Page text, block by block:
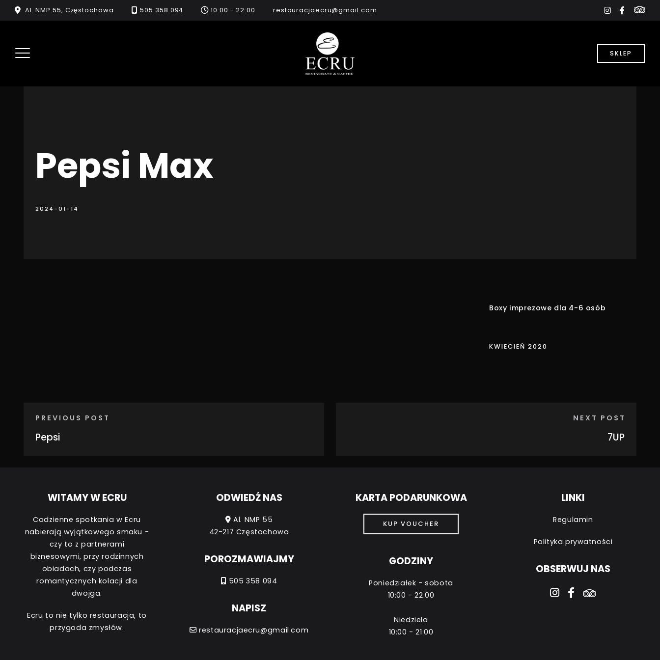
Skip
to
Al. NMP 55, Częstochowa 505 358 094 10:00 - 22:00 restauracjaecru@gmail.com instagram
SKLEP
Pepsi Max
2024-01-14
Boxy imprezowe dla 4-6 osób
KWIECIEŃ 2020
PREVIOUS POST
Pepsi
NEXT POST
7UP
WITAMY W ECRU
Codzienne spotkania w Ecru
nabierają wyjątkowego smaku -
czy to z partnerami
biznesowymi, przy rodzinnych
obiadach, czy podczas
romantycznych kolacji dla
dwojga.
Ecru to nie tylko restauracja, to
przygoda zmysłów.
ODWIEDŹ NAS
Al. NMP 55
42-217 Częstochowa
POROZMAWIAJMY
505 358 094
NAPISZ
restauracjaecru@gmail.com
KARTA PODARUNKOWA
KUP VOUCHER
GODZINY
Poniedziałek - sobota
10:00 - 22:00
Niedziela
10:00 - 21:00
LINKI
Regulamin
Polityka prywatności
OBSERWUJ NAS
instagram
facebook-f
tripadvisor